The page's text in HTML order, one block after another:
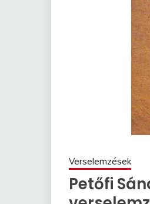
Verselemzések
Petőfi